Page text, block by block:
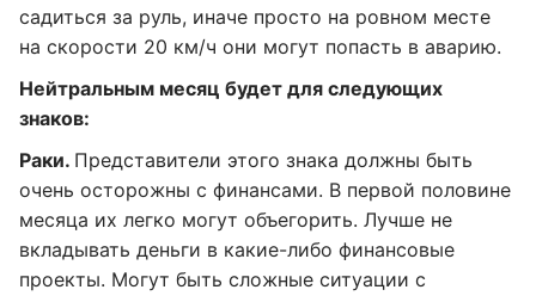
садиться за руль, иначе просто на ровном месте
на скорости 20 км/ч они могут попасть в аварию.
Нейтральным месяц будет для следующих
знаков:
Раки. Представители этого знака должны быть
очень осторожны с финансами. В первой половине
месяца их легко могут объегорить. Лучше не
вкладывать деньги в какие-либо финансовые
проекты. Могут быть сложные ситуации с